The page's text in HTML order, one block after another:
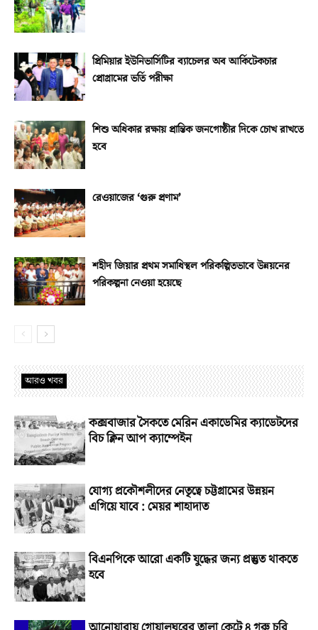
প্রিমিয়ার ইউনিভার্সিটির ব্যাচেলর অব আর্কিটেকচার
প্রোগ্রামের ভর্তি পরীক্ষা
শিশু অধিকার রক্ষায় প্রান্তিক জনগোষ্ঠীর দিকে চোখ রাখতে
হবে
রেওয়াজের ‘গুরু প্রণাম’
শহীদ জিয়ার প্রথম সমাধিস্থল পরিকল্পিতভাবে উন্নয়নের
পরিকল্পনা নেওয়া হয়েছে
আরও খবর
কক্সবাজার সৈকতে মেরিন একাডেমির ক্যাডেটদের
বিচ ক্লিন আপ ক্যাম্পেইন
যোগ্য প্রকৌশলীদের নেতৃত্বে চট্টগ্রামের উন্নয়ন
এগিয়ে যাবে : মেয়র শাহাদাত
বিএনপিকে আরো একটি যুদ্ধের জন্য প্রস্তুত থাকতে
হবে